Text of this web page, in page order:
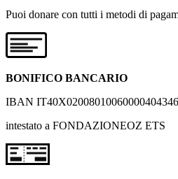
Puoi donare con tutti i metodi di
BONIFICO BANCARIO
IBAN
intestato a FONDAZIONEOZ ETS